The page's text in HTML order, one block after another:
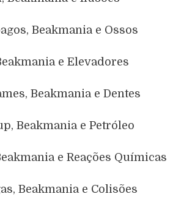
Beakmania e Ossos
e Elevadores
Beakmania e Dentes
Beakmania e Petróleo
e Reações Químicas
Beakmania e Colisões